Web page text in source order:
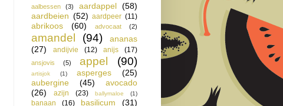
aalbessen (3) aardappel (58)
aardbeien (52) aardpeer (11)
abrikoos (60) advocaat (2)
amandel (94)
ananas
(27)
andijvie (12) anijs (17)
ansjovis (5) appel (90)
artisjok (1) asperges
(25)
aubergine
(45)
avocado
(26)
azijn (23) ballymaloe (1)
banaan (16) basilicum (31)